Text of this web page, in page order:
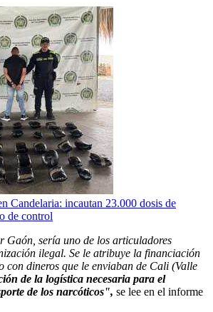
Candelaria: incautan 23.000 dosis de
de control
Gaón, sería uno de los articuladores
ilegal. Se le atribuye la financiación
con dineros que le enviaban de Cali (Valle
de la logística necesaria para el
de los narcóticos", se lee en el informe